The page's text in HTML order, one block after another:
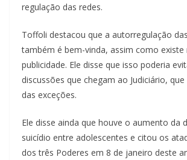
regulação das redes.
Toffoli destacou que a autorregulação
também é bem-vinda, assim como existe
publicidade. Ele disse que isso poderia
discussões que chegam ao Judiciário,
das exceções.
Ele disse ainda que houve o aumento da
suicídio entre adolescentes e citou os
dos três Poderes em 8 de janeiro deste